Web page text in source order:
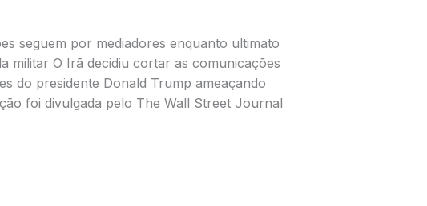
seguem por mediadores enquanto ultimato
militar O Irã decidiu cortar as comunicações
do presidente Donald Trump ameaçando
foi divulgada pelo The Wall Street Journal